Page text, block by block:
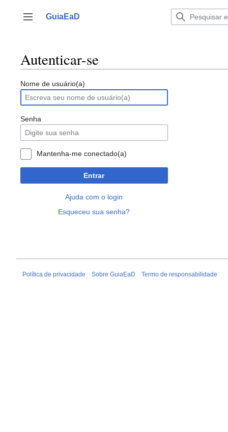
para
Alternar barra lateral
GuiaEaD
Autenticar-se
Nome de usuário(a)
Senha
Mantenha-me conectado(a)
Entrar
Ajuda com o login
Esqueceu sua senha?
Política de privacidade Sobre GuiaEaD Termo de responsabilidade